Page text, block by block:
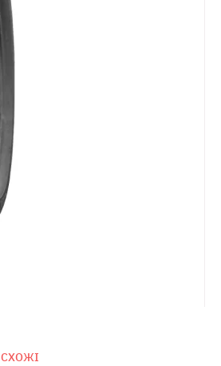
СХОЖІ